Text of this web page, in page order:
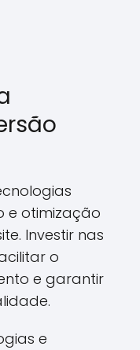
e otimização
Investir nas
o
e garantir
e